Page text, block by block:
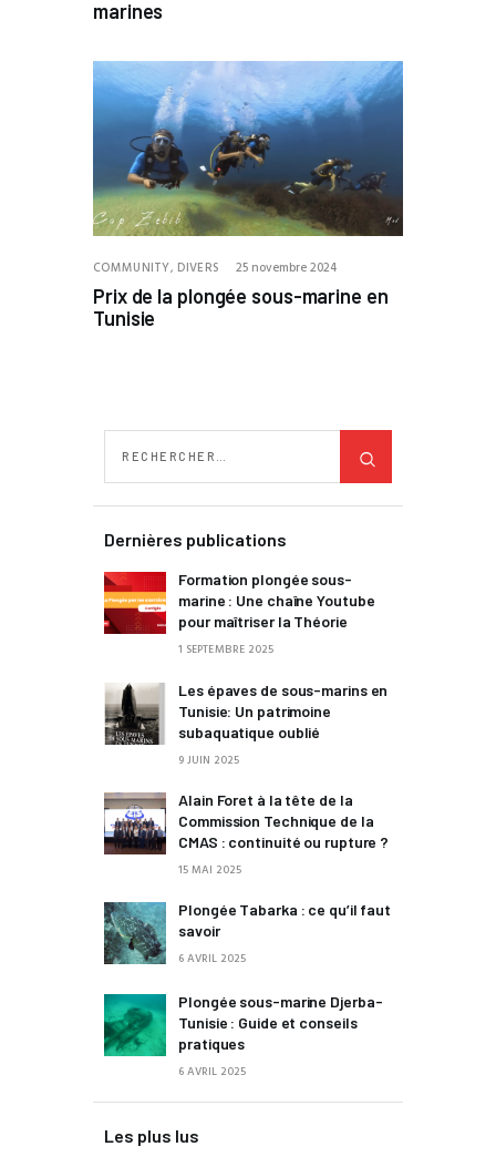
marines
COMMUNITY, DIVERS 25 novembre 2024
Prix de la plongée sous-marine en
Tunisie
Dernières publications
Formation plongée sous-
marine : Une chaîne Youtube
pour maîtriser la Théorie
1 SEPTEMBRE 2025
Les épaves de sous-marins en
Tunisie: Un patrimoine
subaquatique oublié
9 JUIN 2025
Alain Foret à la tête de la
Commission Technique de la
CMAS : continuité ou rupture ?
15 MAI 2025
Plongée Tabarka : ce qu’il faut
savoir
6 AVRIL 2025
Plongée sous-marine Djerba-
Tunisie : Guide et conseils
pratiques
6 AVRIL 2025
Les plus lus